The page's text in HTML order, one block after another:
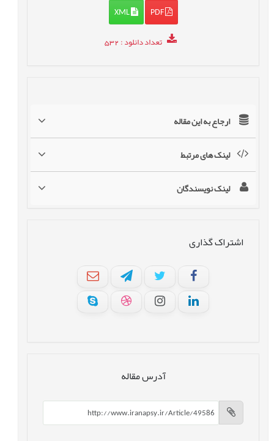
PDF
XML
تعداد دانلود: 532
ارجاع به این مقاله
لینک های مرتبط
لینک نویسندگان
اشتراک گذاری
آدرس مقاله